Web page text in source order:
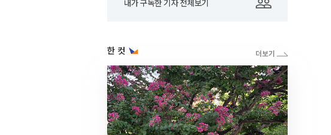
내가 구독한 기자 전체보기
한 컷